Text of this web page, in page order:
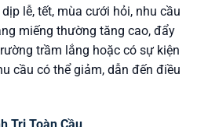
lễ, tết, mùa cưới hỏi, nhu cầu
miếng thường tăng cao, đẩy
trầm lắng hoặc có sự kiện
cầu có thể giảm, dẫn đến điều